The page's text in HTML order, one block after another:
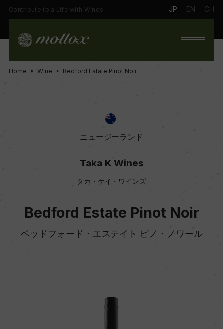
Contribute to a Life with Wines. JP EN CH
Home Wine Bedford Estate Pinot Noir
ニュージーランド
Taka K Wines
タカ・ケイ・ワインズ
Bedford Estate Pinot Noir
ベッドフォード・エステイト ピノ・ノワール